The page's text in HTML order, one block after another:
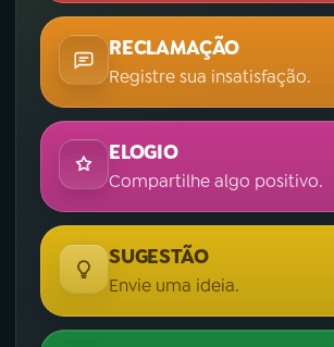
RECLAMAÇÃO
Registre sua insatisfação.
ELOGIO
Compartilhe algo positivo.
SUGESTÃO
Envie uma ideia.